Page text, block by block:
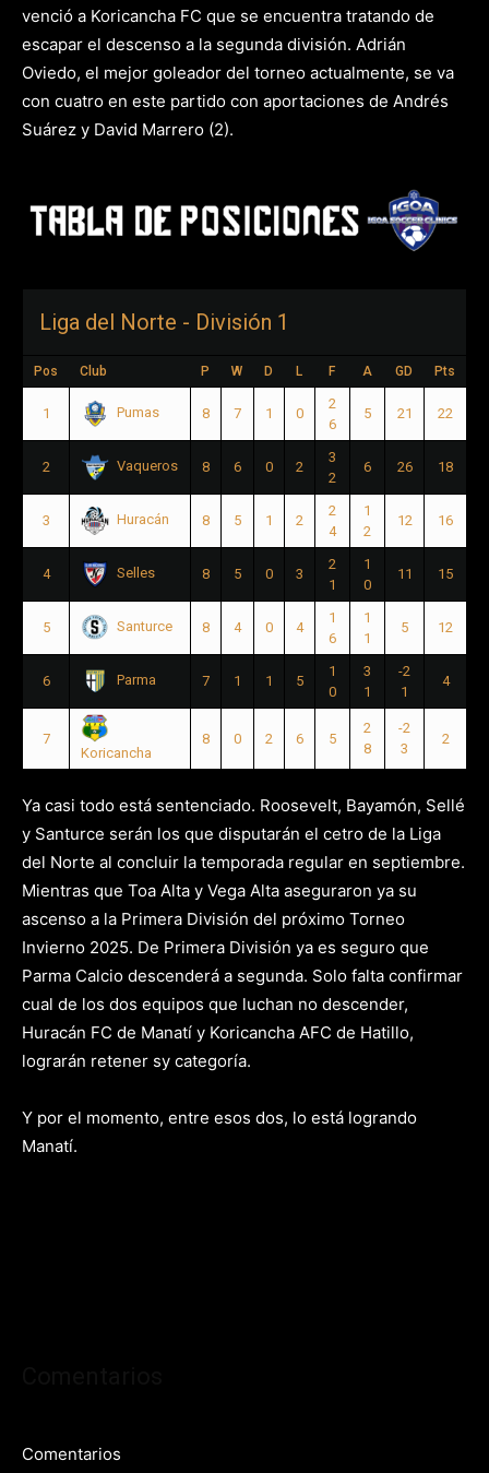
venció a Koricancha FC que se encuentra tratando de
escapar el descenso a la segunda división. Adrián
Oviedo, el mejor goleador del torneo actualmente, se va
con cuatro en este partido con aportaciones de Andrés
Suárez y David Marrero (2).
Liga del Norte - División 1
Pos Club P W D L F A GD Pts
1 Pumas 8 7 1 0
2
6
5 21 22
2 Vaqueros 8 6 0 2
3
2
6 26 18
3 Huracán 8 5 1 2
2
4
1
2
12 16
4 Selles 8 5 0 3
2
1
1
0
11 15
5 Santurce 8 4 0 4
1
6
1
1
5 12
6 Parma 7 1 1 5
1
0
3
1
-2
1
4
7
Koricancha
8 0 2 6 5
2
8
-2
3
2
Ya casi todo está sentenciado. Roosevelt, Bayamón, Sellé
y Santurce serán los que disputarán el cetro de la Liga
del Norte al concluir la temporada regular en septiembre.
Mientras que Toa Alta y Vega Alta aseguraron ya su
ascenso a la Primera División del próximo Torneo
Invierno 2025. De Primera División ya es seguro que
Parma Calcio descenderá a segunda. Solo falta confirmar
cual de los dos equipos que luchan no descender,
Huracán FC de Manatí y Koricancha AFC de Hatillo,
lograrán retener sy categoría.
Y por el momento, entre esos dos, lo está logrando
Manatí.
Comentarios